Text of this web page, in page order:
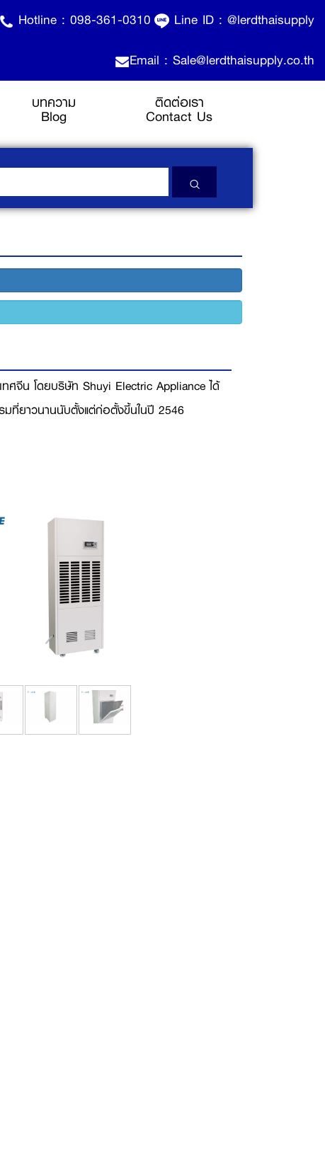
Hotline : 098-361-0310 Line ID : @lerdthaisupply
Email : Sale@lerdthaisupply.co.th
บทความ
Blog
ติดต่อเรา
Contact Us
ศจีน โดยบริษัท Shuyi Electric Appliance ได้
ที่ยาวนานนับตั้งแต่ก่อตั้งขึ้นในปี 2546